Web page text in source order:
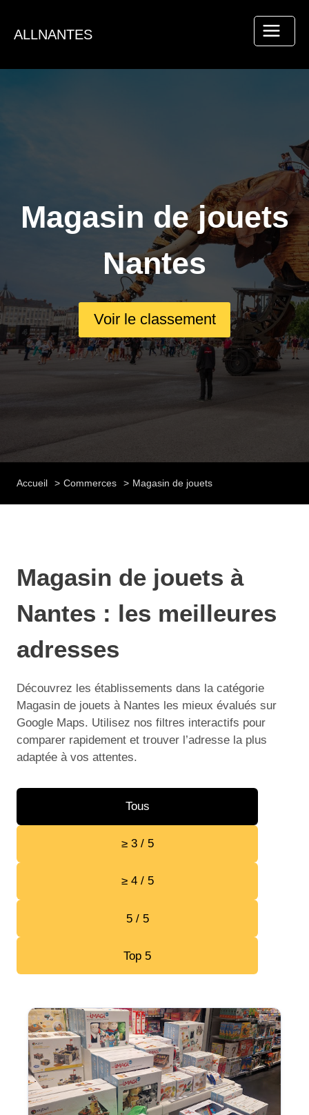
contenu
ALLNANTES
Magasin de jouets
Nantes
Voir le classement
Accueil Commerces Magasin de jouets
Magasin de jouets à
Nantes : les meilleures
adresses
Découvrez les établissements dans la catégorie
Magasin de jouets à Nantes les mieux évalués sur
Google Maps. Utilisez nos filtres interactifs pour
comparer rapidement et trouver l’adresse la plus
adaptée à vos attentes.
Tous
≥ 3 / 5
≥ 4 / 5
5 / 5
Top 5